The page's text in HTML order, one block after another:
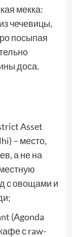
мекка:
чечевицы,
посыпая
доса.
Asset
– место,
а не на
с овощами и
(Agonda
с raw-